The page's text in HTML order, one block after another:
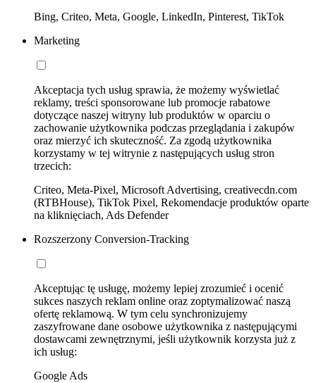
Bing, Criteo, Meta, Google, LinkedIn, Pinterest, TikTok
Marketing
Akceptacja tych usług sprawia, że możemy wyświetlać
reklamy, treści sponsorowane lub promocje rabatowe
dotyczące naszej witryny lub produktów w oparciu o
zachowanie użytkownika podczas przeglądania i zakupów
oraz mierzyć ich skuteczność. Za zgodą użytkownika
korzystamy w tej witrynie z następujących usług stron
trzecich:
Criteo, Meta-Pixel, Microsoft Advertising, creativecdn.com
(RTBHouse), TikTok Pixel, Rekomendacje produktów oparte
na kliknięciach, Ads Defender
Rozszerzony Conversion-Tracking
Akceptując tę usługę, możemy lepiej zrozumieć i ocenić
sukces naszych reklam online oraz zoptymalizować naszą
ofertę reklamową. W tym celu synchronizujemy
zaszyfrowane dane osobowe użytkownika z następującymi
dostawcami zewnętrznymi, jeśli użytkownik korzysta już z
ich usług:
Google Ads